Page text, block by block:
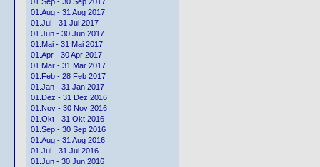
01.Aug - 31 Aug 2017
01.Jul - 31 Jul 2017
01.Jun - 30 Jun 2017
01.Mai - 31 Mai 2017
01.Apr - 30 Apr 2017
01.Mär - 31 Mär 2017
01.Feb - 28 Feb 2017
01.Jan - 31 Jan 2017
01.Dez - 31 Dez 2016
01.Nov - 30 Nov 2016
01.Okt - 31 Okt 2016
01.Sep - 30 Sep 2016
01.Aug - 31 Aug 2016
01.Jul - 31 Jul 2016
01.Jun - 30 Jun 2016